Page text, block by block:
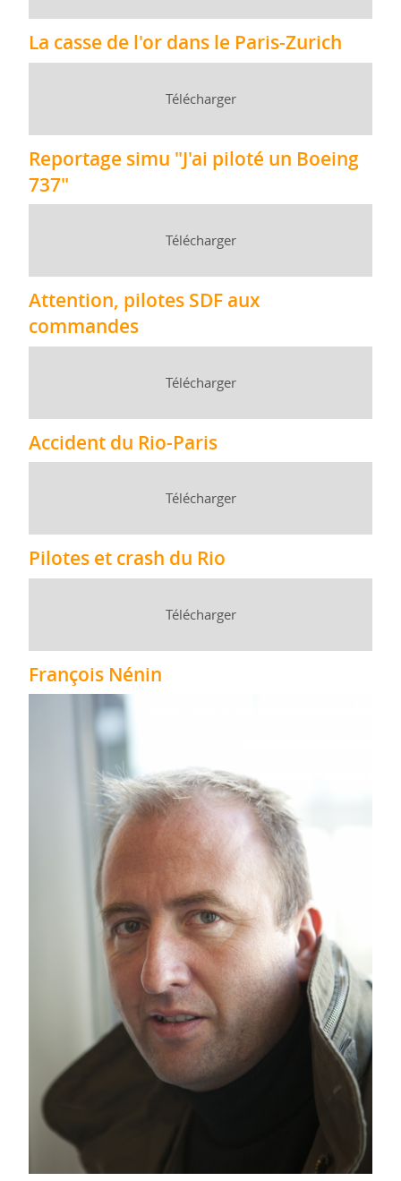
La casse de l'or dans le Paris-Zurich
Télécharger
Reportage simu "J'ai piloté un Boeing
737"
Télécharger
Attention, pilotes SDF aux
commandes
Télécharger
Accident du Rio-Paris
Télécharger
Pilotes et crash du Rio
Télécharger
François Nénin